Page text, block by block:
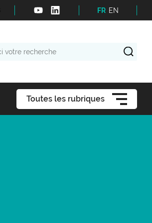
FR EN
Toutes les rubriques